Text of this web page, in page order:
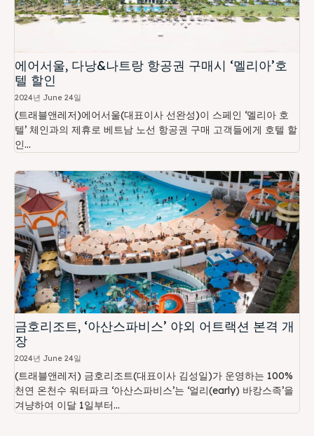
에어서울, 다낭&나트랑 항공권 구매시 ‘멜리아’호
텔 할인
2024년 June 24일
(트래블앤레저)에어서울(대표이사 선완성)이 스페인 ‘멜리아 호
텔’ 체인과의 제휴로 베트남 노선 항공권 구매 고객들에게 호텔 할
인...
금호리조트, ‘아산스파비스’ 야외 어트랙션 본격 개
장
2024년 June 24일
(트래블앤레저) 금호리조트(대표이사 김성일)가 운영하는 100%
천연 온천수 워터파크 ‘아산스파비스’는 ‘얼리(early) 바캉스족’을
겨냥하여 이달 1일부터...